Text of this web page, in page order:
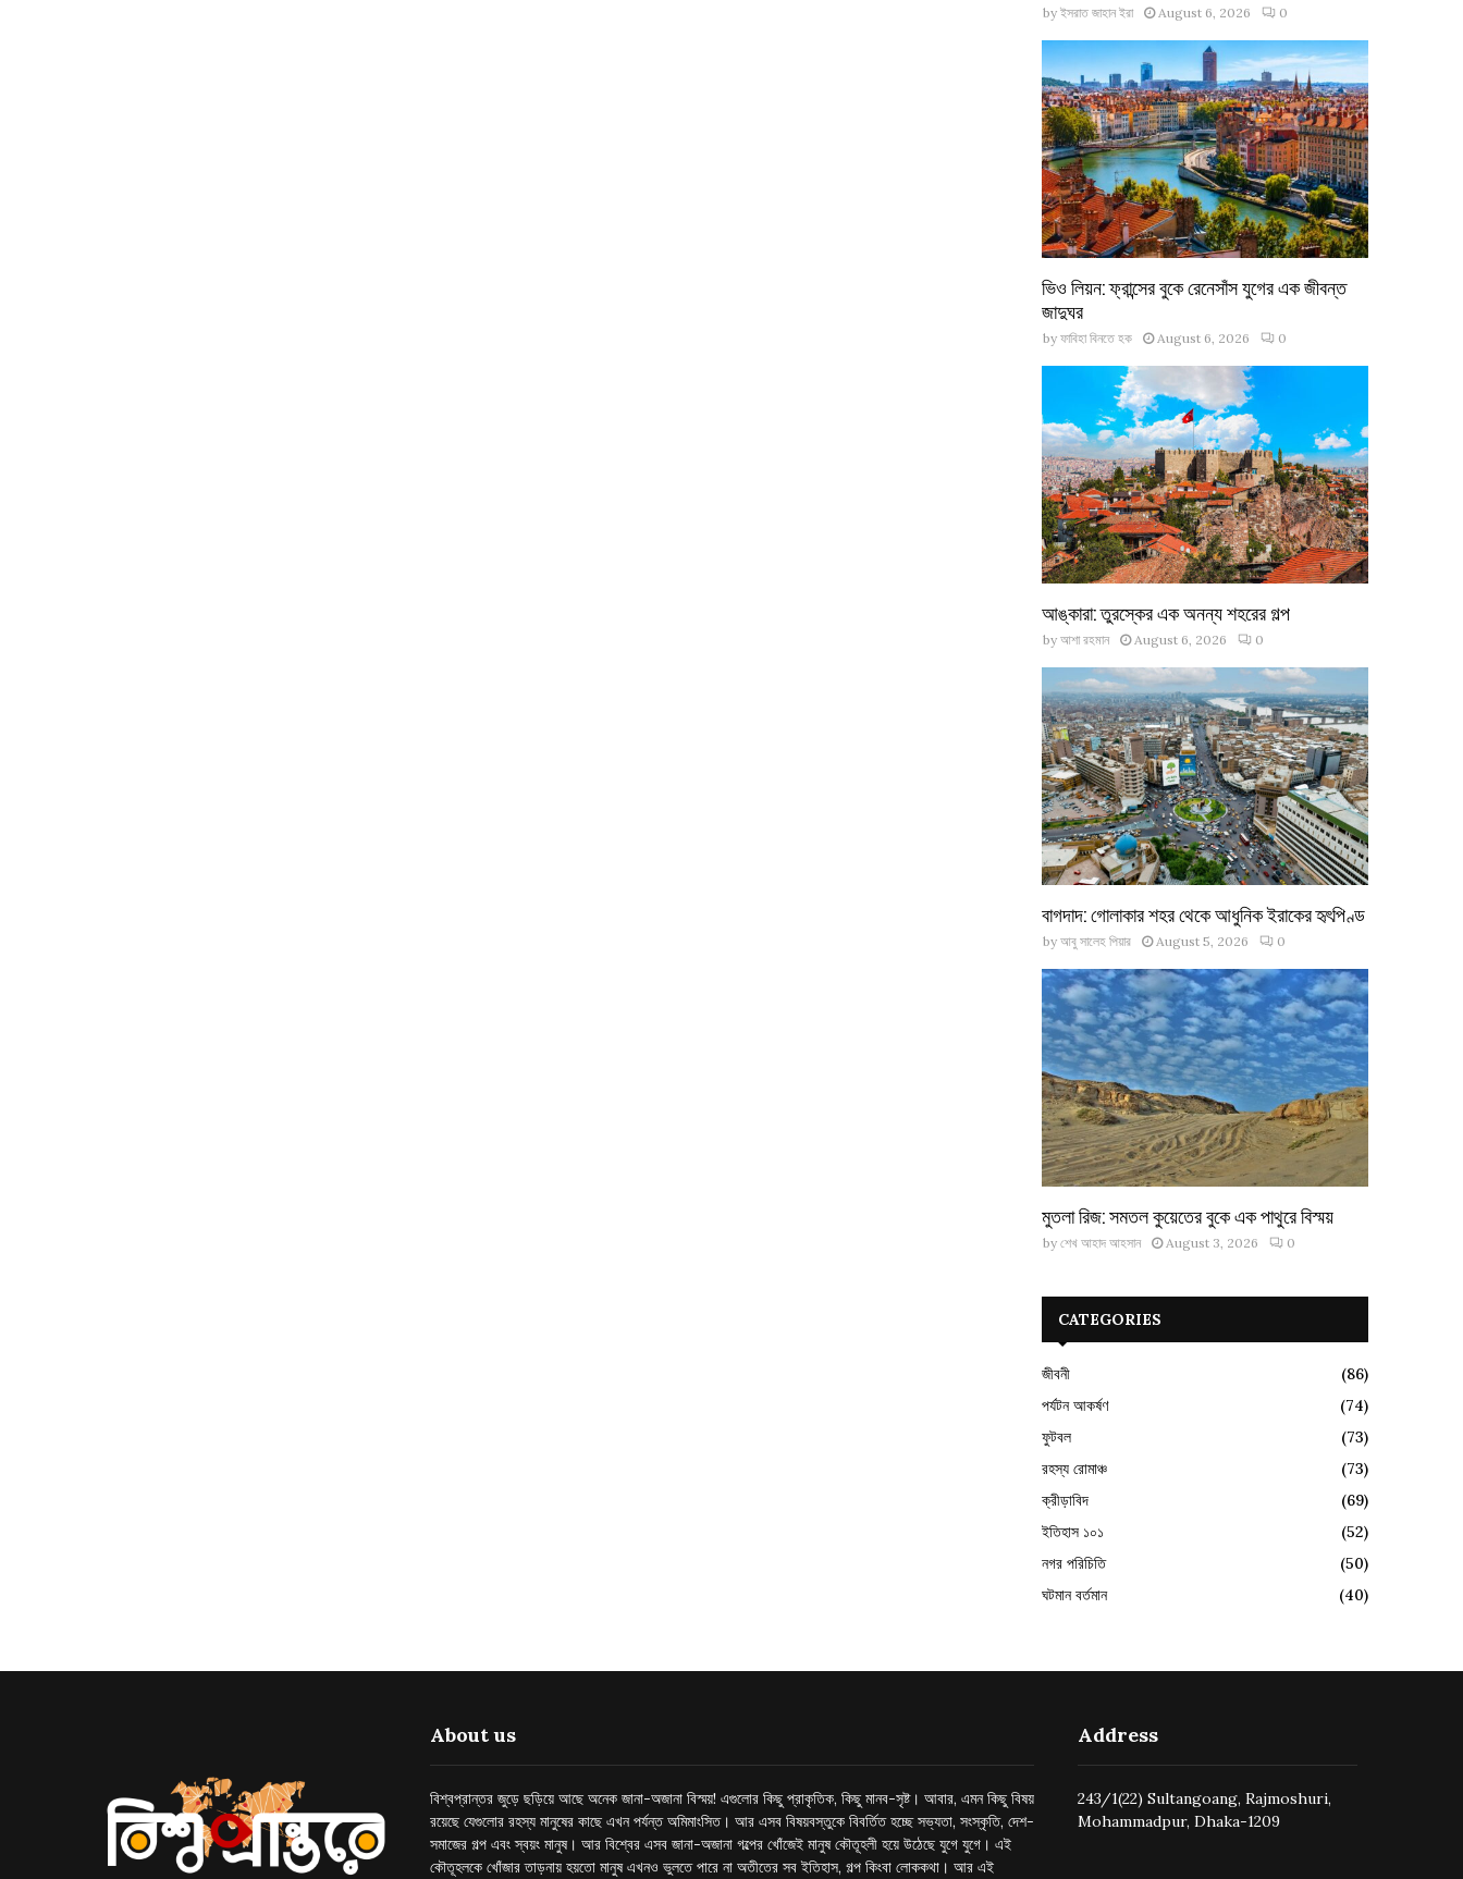
by ইসরাত জাহান ইরা August 6, 2026 0
ভিও লিয়ন: ফ্রান্সের বুকে রেনেসাঁস যুগের এক জীবন্ত
জাদুঘর
by ফাবিহা বিনতে হক August 6, 2026 0
আঙ্কারা: তুরস্কের এক অনন্য শহরের গল্প
by আশা রহমান August 6, 2026 0
বাগদাদ: গোলাকার শহর থেকে আধুনিক ইরাকের হৃৎপিণ্ড
by আবু সালেহ পিয়ার August 5, 2026 0
মুতলা রিজ: সমতল কুয়েতের বুকে এক পাথুরে বিস্ময়
by শেখ আহাদ আহসান August 3, 2026 0
CATEGORIES
জীবনী
(86)
পর্যটন আকর্ষণ
(74)
ফুটবল
(73)
রহস্য রোমাঞ্চ
(73)
ক্রীড়াবিদ
(69)
ইতিহাস ১০১
(52)
নগর পরিচিতি
(50)
ঘটমান বর্তমান
(40)
About us
বিশ্বপ্রান্তর জুড়ে ছড়িয়ে আছে অনেক জানা-অজানা বিস্ময়! এগুলোর কিছু প্রাকৃতিক, কিছু মানব-সৃষ্ট। আবার, এমন কিছু বিষয়
রয়েছে যেগুলোর রহস্য মানুষের কাছে এখন পর্যন্ত অমিমাংসিত। আর এসব বিষয়বস্তুকে বিবর্তিত হচ্ছে সভ্যতা, সংস্কৃতি, দেশ-
সমাজের গল্প এবং স্বয়ং মানুষ। আর বিশ্বের এসব জানা-অজানা গল্পের খোঁজেই মানুষ কৌতূহলী হয়ে উঠেছে যুগে যুগে। এই
কৌতূহলকে খোঁজার তাড়নায় হয়তো মানুষ এখনও ভুলতে পারে না অতীতের সব ইতিহাস, গল্প কিংবা লোককথা। আর এই
Address
243/1(22) Sultangoang, Rajmoshuri,
Mohammadpur, Dhaka-1209